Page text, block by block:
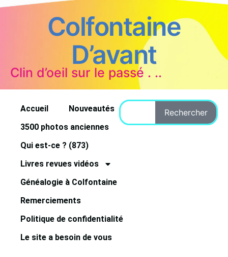
Colfontaine
D’avant
Clin d’oeil sur le passé . ..
Accueil
Nouveautés
3500 photos anciennes
Qui est-ce ? (873)
Livres revues vidéos
Généalogie à Colfontaine
Remerciements
Politique de confidentialité
Le site a besoin de vous
Rechercher